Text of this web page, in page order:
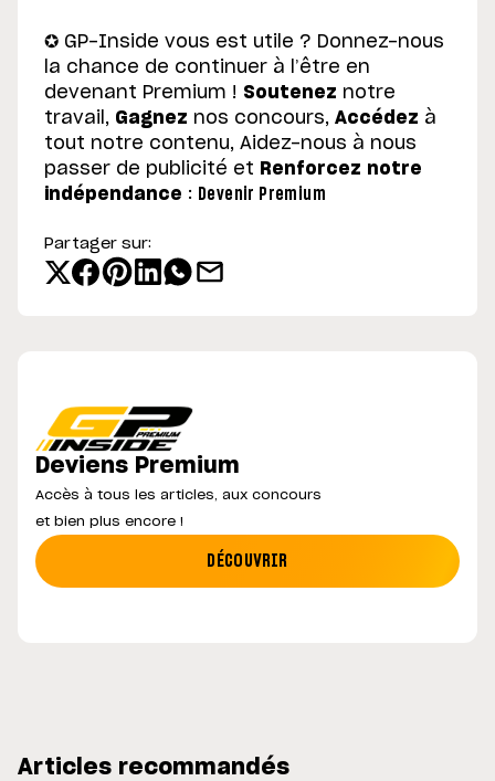
✪ GP-Inside vous est utile ? Donnez-nous
la chance de continuer à l’être en
devenant Premium ! Soutenez notre
travail, Gagnez nos concours, Accédez à
tout notre contenu, Aidez-nous à nous
passer de publicité et Renforcez notre
indépendance : Devenir Premium
Partager sur:
Deviens Premium
Accès à tous les articles, aux concours
et bien plus encore !
DÉCOUVRIR
Articles recommandés